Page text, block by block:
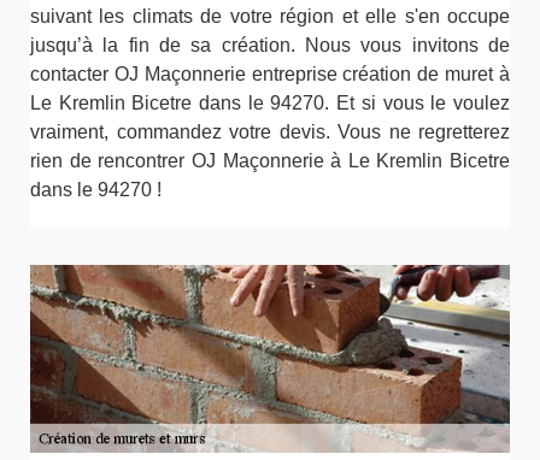
suivant les climats de votre région et elle s'en occupe
jusqu’à la fin de sa création. Nous vous invitons de
contacter OJ Maçonnerie entreprise création de muret à
Le Kremlin Bicetre dans le 94270. Et si vous le voulez
vraiment, commandez votre devis. Vous ne regretterez
rien de rencontrer OJ Maçonnerie à Le Kremlin Bicetre
dans le 94270 !